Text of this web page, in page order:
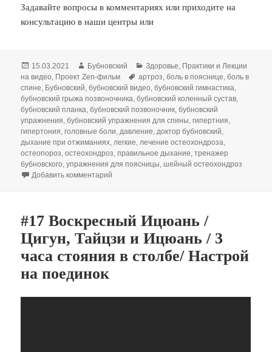
Задавайте вопросы в комментариях или приходите на
консультацию в наши центры или
Опубликовано
15.03.2021 Автор
Бубновский Рубрики
Здоровье Практики и Лекции
на видео Проект Zen-фильм Метки
артроз ,боль в пояснице ,боль в
спине Бубновский ,бубновский видео ,бубновский гимнастика
бубновский грыжа позвоночника ,бубновский коленный сустав
бубновский планка ,бубновский позвоночник ,бубновский
упражнения ,бубновский упражнения для спины ,гипертния
гипертония ,головные боли давление доктор бубновский
дыхание при отжиманиях легкие лечение остеохондроза
остеопороз ,остеохондроз ,правильное дыхание ,тренажер
бубновского ,упражнения для поясницы ,шейный остеохондроз
Добавить комментарий
#17 Воскресный Ицюань /
Цигун, Тайцзи и Ицюань / 3
часа стояния в столбе/ Настрой
на поединок